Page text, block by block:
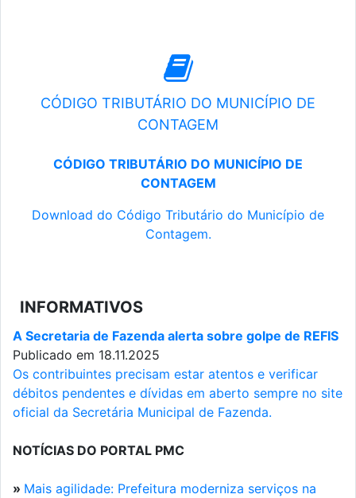
CÓDIGO TRIBUTÁRIO DO MUNICÍPIO DE
CONTAGEM
CÓDIGO TRIBUTÁRIO DO MUNICÍPIO DE
CONTAGEM
Download do Código Tributário do Município de
Contagem.
INFORMATIVOS
A Secretaria de Fazenda alerta sobre golpe de REFIS
Publicado em 18.11.2025
Os contribuintes precisam estar atentos e verificar
débitos pendentes e dívidas em aberto sempre no site
oficial da Secretária Municipal de Fazenda.
NOTÍCIAS DO PORTAL PMC
» Mais agilidade: Prefeitura moderniza serviços na